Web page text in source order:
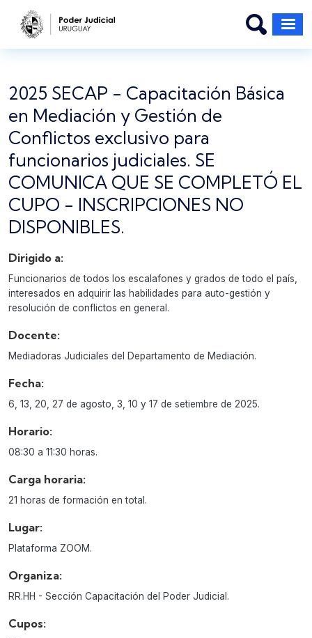
Pasar al contenido principal
2025 SECAP - Capacitación Básica
en Mediación y Gestión de
Conflictos exclusivo para
funcionarios judiciales. SE
COMUNICA QUE SE COMPLETÓ EL
CUPO - INSCRIPCIONES NO
DISPONIBLES.
Dirigido a:
Funcionarios de todos los escalafones y grados de todo el país,
interesados en adquirir las habilidades para auto-gestión y
resolución de conflictos en general.
Docente:
Mediadoras Judiciales del Departamento de Mediación.
Fecha:
6, 13, 20, 27 de agosto, 3, 10 y 17 de setiembre de 2025.
Horario:
08:30 a 11:30 horas.
Carga horaria:
21 horas de formación en total.
Lugar:
Plataforma ZOOM.
Organiza:
RR.HH - Sección Capacitación del Poder Judicial.
Cupos: